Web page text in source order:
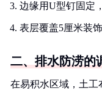
边缘用U型钉固定
表层覆盖5厘米装
二、排水防涝的
在易积水区域，土工